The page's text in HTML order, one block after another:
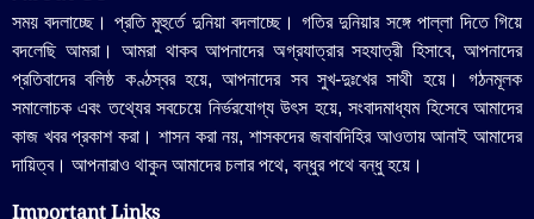
সময় বদলাচ্ছে। প্রতি মুহুর্তে দুনিয়া বদলাচ্ছে। গতির দুনিয়ার সঙ্গে পাল্লা দিতে গিয়ে
বদলেছি আমরা। আমরা থাকব আপনাদের অগ্রযাত্রার সহযাত্রী হিসাবে, আপনাদের
প্রতিবাদের বলিষ্ঠ কণ্ঠস্বর হয়ে, আপনাদের সব সুখ-দুঃখের সাথী হয়ে। গঠনমূলক
সমালোচক এবং তথ্যের সবচেয়ে নির্ভরযোগ্য উ‍ৎস হয়ে, সংবাদমাধ্যম হিসেবে আমাদের
কাজ খবর প্রকাশ করা। শাসন করা নয়, শাসকদের জবাবদিহির আওতায় আনাই আমাদের
দায়িত্ব। আপনারাও থাকুন আমাদের চলার পথে, বন্ধুর পথে বন্ধু হয়ে।